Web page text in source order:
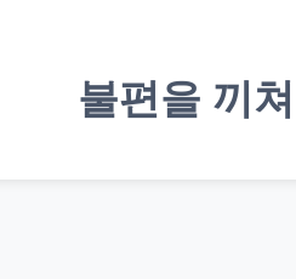
불편을 끼